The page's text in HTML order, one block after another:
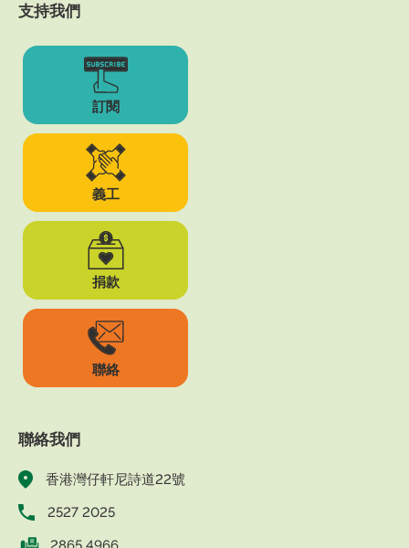
支持我們
訂閱
義工
捐款
聯絡
聯絡我們
香港灣仔軒尼詩道22號
2527 2025
2865 4966